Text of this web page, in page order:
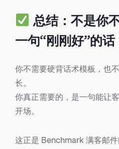
总结：不是你
一句“刚刚好”的话
你不需要硬背话术模板，也
长。
你真正需要的，是一句能让
开场。
这正是 Benchmark 满客邮件